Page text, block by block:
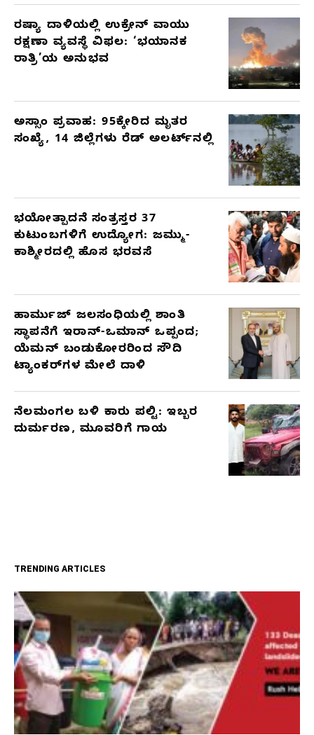
ರಷ್ಯಾ ದಾಳಿಯಲ್ಲಿ ಉಕ್ರೇನ್ ವಾಯು
ರಕ್ಷಣಾ ವ್ಯವಸ್ಥೆ ವಿಫಲ: ‘ಭಯಾನಕ
ರಾತ್ರಿ’ಯ ಅನುಭವ
ಅಸ್ಸಾಂ ಪ್ರವಾಹ: 95ಕ್ಕೇರಿದ ಮೃತರ
ಸಂಖ್ಯೆ, 14 ಜಿಲ್ಲೆಗಳು ರೆಡ್ ಅಲರ್ಟ್‌ನಲ್ಲಿ
ಭಯೋತ್ಪಾದನೆ ಸಂತ್ರಸ್ತರ 37
ಕುಟುಂಬಗಳಿಗೆ ಉದ್ಯೋಗ: ಜಮ್ಮು-
ಕಾಶ್ಮೀರದಲ್ಲಿ ಹೊಸ ಭರವಸೆ
ಹಾರ್ಮುಜ್ ಜಲಸಂಧಿಯಲ್ಲಿ ಶಾಂತಿ
ಸ್ಥಾಪನೆಗೆ ಇರಾನ್-ಒಮಾನ್ ಒಪ್ಪಂದ;
ಯೆಮನ್ ಬಂಡುಕೋರರಿಂದ ಸೌದಿ
ಟ್ಯಾಂಕರ್‌ಗಳ ಮೇಲೆ ದಾಳಿ
ನೆಲಮಂಗಲ ಬಳಿ ಕಾರು ಪಲ್ಟಿ: ಇಬ್ಬರ
ದುರ್ಮರಣ, ಮೂವರಿಗೆ ಗಾಯ
TRENDING ARTICLES